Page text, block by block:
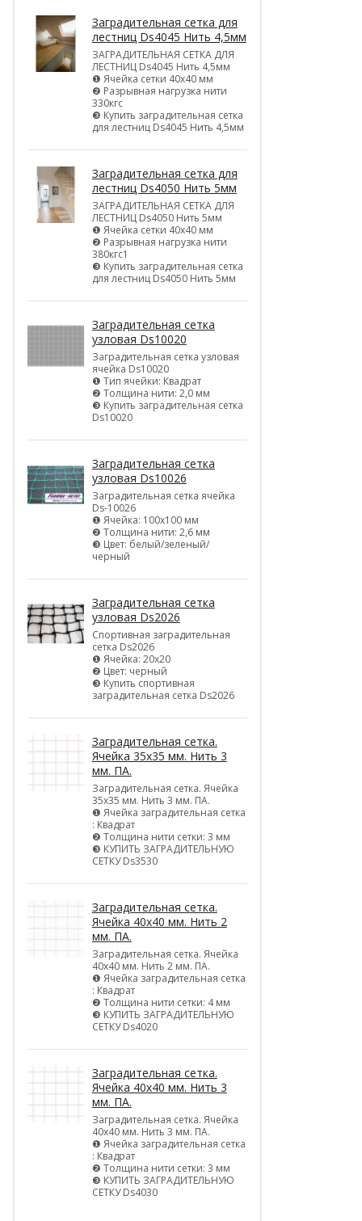
Заградительная сетка для
лестниц Ds4045 Нить 4,5мм
ЗАГРАДИТЕЛЬНАЯ СЕТКА ДЛЯ
ЛЕСТНИЦ Ds4045 Нить 4,5мм
❶ Ячейка сетки 40х40 мм
❷ Разрывная нагрузка нити
330кгс
❸ Купить заградительная сетка
для лестниц Ds4045 Нить 4,5мм
Заградительная сетка для
лестниц Ds4050 Нить 5мм
ЗАГРАДИТЕЛЬНАЯ СЕТКА ДЛЯ
ЛЕСТНИЦ Ds4050 Нить 5мм
❶ Ячейка сетки 40х40 мм
❷ Разрывная нагрузка нити
380кгс1
❸ Купить заградительная сетка
для лестниц Ds4050 Нить 5мм
Заградительная сетка
узловая Ds10020
Заградительная сетка узловая
ячейка Ds10020
❶ Тип ячейки: Квадрат
❷ Толщина нити: 2,0 мм
❸ Купить заградительная сетка
Ds10020
Заградительная сетка
узловая Ds10026
Заградительная сетка ячейка
Ds-10026
❶ Ячейка: 100х100 мм
❷ Толщина нити: 2,6 мм
❸ Цвет: белый/зеленый/
черный
Заградительная сетка
узловая Ds2026
Спортивная заградительная
сетка Ds2026
❶ Ячейка: 20х20
❷ Цвет: черный
❸ Купить спортивная
заградительная сетка Ds2026
Заградительная сетка.
Ячейка 35х35 мм. Нить 3
мм. ПА.
Заградительная сетка. Ячейка
35х35 мм. Нить 3 мм. ПА.
❶ Ячейка заградительная сетка
: Квадрат
❷ Толщина нити сетки: 3 мм
❸ КУПИТЬ ЗАГРАДИТЕЛЬНУЮ
СЕТКУ Ds3530
Заградительная сетка.
Ячейка 40х40 мм. Нить 2
мм. ПА.
Заградительная сетка. Ячейка
40х40 мм. Нить 2 мм. ПА.
❶ Ячейка заградительная сетка
: Квадрат
❷ Толщина нити сетки: 4 мм
❸ КУПИТЬ ЗАГРАДИТЕЛЬНУЮ
СЕТКУ Ds4020
Заградительная сетка.
Ячейка 40х40 мм. Нить 3
мм. ПА.
Заградительная сетка. Ячейка
40х40 мм. Нить 3 мм. ПА.
❶ Ячейка заградительная сетка
: Квадрат
❷ Толщина нити сетки: 3 мм
❸ КУПИТЬ ЗАГРАДИТЕЛЬНУЮ
СЕТКУ Ds4030